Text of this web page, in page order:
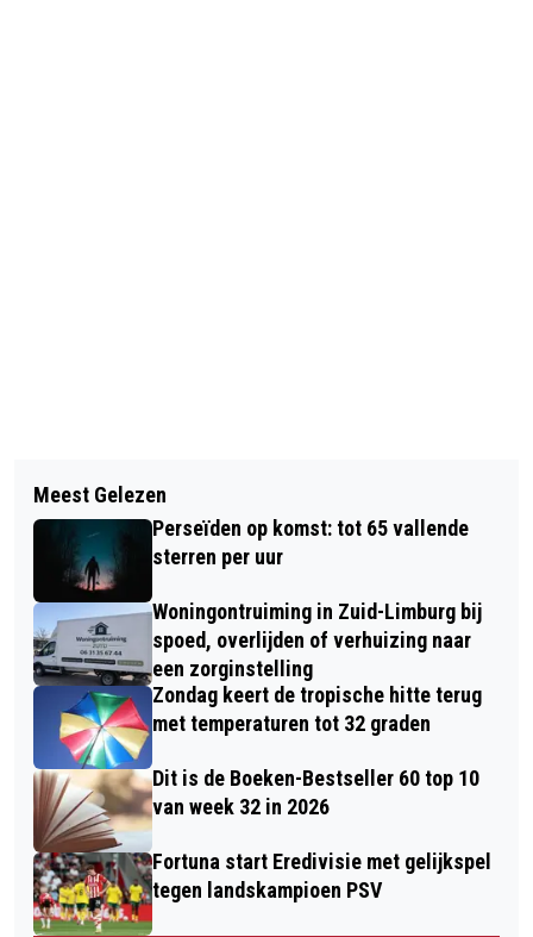
BIG BAND BEEG PRESENTEERT EEN
BIJZONDER CONCERT MET SOLISTEN
GÉ TITULAER EN ELLEN BLIEK
POPPY-DAY: HET ELFDE UUR OP DE
ELFDE DAG VAN DE ELFDE MAAND
Meest Gelezen
Perseïden op komst: tot 65 vallende
sterren per uur
Woningontruiming in Zuid-Limburg bij
spoed, overlijden of verhuizing naar
een zorginstelling
Zondag keert de tropische hitte terug
met temperaturen tot 32 graden
Dit is de Boeken-Bestseller 60 top 10
van week 32 in 2026
Fortuna start Eredivisie met gelijkspel
tegen landskampioen PSV